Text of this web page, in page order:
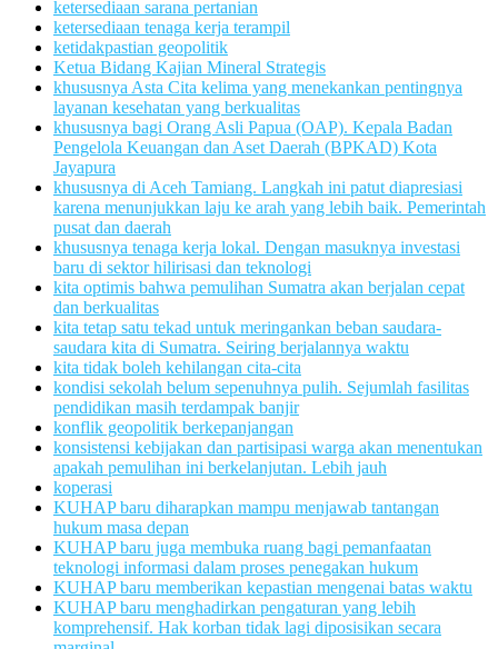
ketersediaan sarana pertanian
ketersediaan tenaga kerja terampil
ketidakpastian geopolitik
Ketua Bidang Kajian Mineral Strategis
khususnya Asta Cita kelima yang menekankan pentingnya
layanan kesehatan yang berkualitas
khususnya bagi Orang Asli Papua (OAP). Kepala Badan
Pengelola Keuangan dan Aset Daerah (BPKAD) Kota
Jayapura
khususnya di Aceh Tamiang. Langkah ini patut diapresiasi
karena menunjukkan laju ke arah yang lebih baik. Pemerintah
pusat dan daerah
khususnya tenaga kerja lokal. Dengan masuknya investasi
baru di sektor hilirisasi dan teknologi
kita optimis bahwa pemulihan Sumatra akan berjalan cepat
dan berkualitas
kita tetap satu tekad untuk meringankan beban saudara-
saudara kita di Sumatra. Seiring berjalannya waktu
kita tidak boleh kehilangan cita-cita
kondisi sekolah belum sepenuhnya pulih. Sejumlah fasilitas
pendidikan masih terdampak banjir
konflik geopolitik berkepanjangan
konsistensi kebijakan dan partisipasi warga akan menentukan
apakah pemulihan ini berkelanjutan. Lebih jauh
koperasi
KUHAP baru diharapkan mampu menjawab tantangan
hukum masa depan
KUHAP baru juga membuka ruang bagi pemanfaatan
teknologi informasi dalam proses penegakan hukum
KUHAP baru memberikan kepastian mengenai batas waktu
KUHAP baru menghadirkan pengaturan yang lebih
komprehensif. Hak korban tidak lagi diposisikan secara